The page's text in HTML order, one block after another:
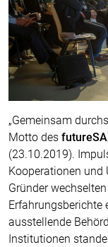
„Gemeinsam
Motto des
(23.10.2019).
Kooperationen und
Gründer
Erfahrungsberichte
ausstellende
Institutionen